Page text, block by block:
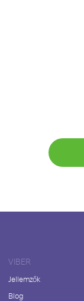
VIBER
Jellemzők
Blog